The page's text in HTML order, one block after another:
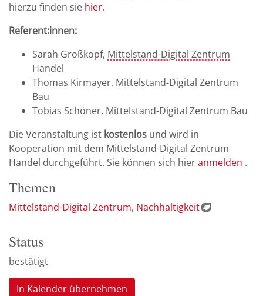
hierzu finden sie hier.
Referent:innen:
Sarah Großkopf, Mittelstand-Digital Zentrum
Handel
Thomas Kirmayer, Mittelstand-Digital Zentrum
Bau
Tobias Schöner, Mittelstand-Digital Zentrum Bau
Die Veranstaltung ist kostenlos und wird in
Kooperation mit dem Mittelstand-Digital Zentrum
Handel durchgeführt. Sie können sich hieranmelden .
Themen
Mittelstand-Digital Zentrum Nachhaltigkeit
Status
bestätigt
In Kalender übernehmen